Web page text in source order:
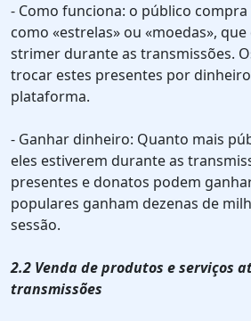
- Como funciona: o público
como «estrelas» ou «moedas»,
strimer durante as transmissões.
trocar estes presentes por
plataforma.
- Ganhar dinheiro: Quanto mais
eles estiverem durante as
presentes e donatos podem
populares ganham dezenas de
sessão.
2.2 Venda de produtos e serviços
transmissões